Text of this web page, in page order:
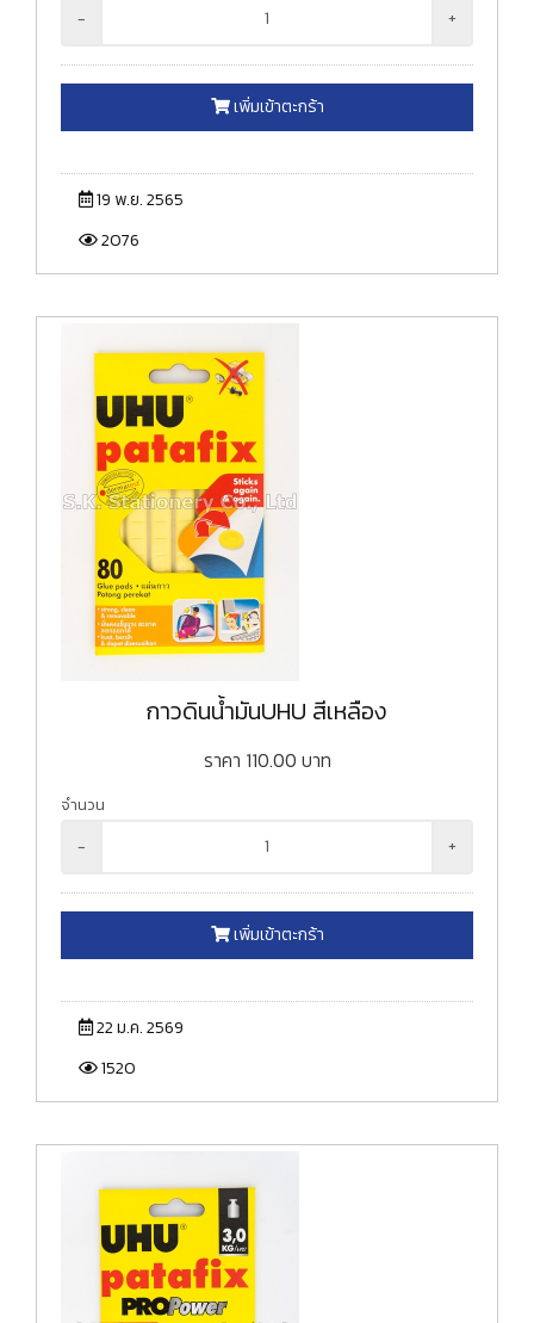
- +
เพิ่มเข้าตะกร้า
19 พ.ย. 2565
2076
กาวดินน้ำมันUHU สีเหลือง
ราคา 110.00 บาท
จำนวน
- +
เพิ่มเข้าตะกร้า
22 ม.ค. 2569
1520